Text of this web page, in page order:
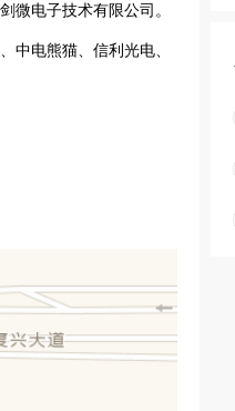
微电子技术有限公司。
中电熊猫、信利光电、